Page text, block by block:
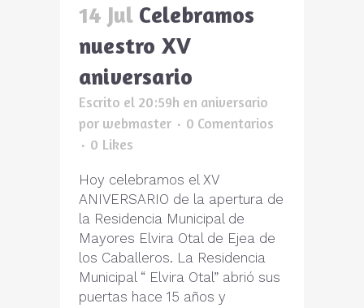
14 Jul Celebramos
nuestro XV
aniversario
Escrito el 20:59h en aniversario
por webmaster
0 Comentarios
0 Likes
Hoy celebramos el XV
ANIVERSARIO de la apertura de
la Residencia Municipal de
Mayores Elvira Otal de Ejea de
los Caballeros. La Residencia
Municipal “ Elvira Otal” abrió sus
puertas hace 15 años y